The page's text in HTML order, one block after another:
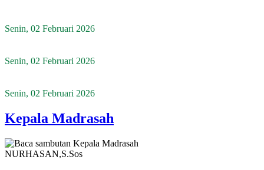
Senin, 02 Februari 2026
Senin, 02 Februari 2026
Senin, 02 Februari 2026
Kepala Madrasah
NURHASAN,S.Sos